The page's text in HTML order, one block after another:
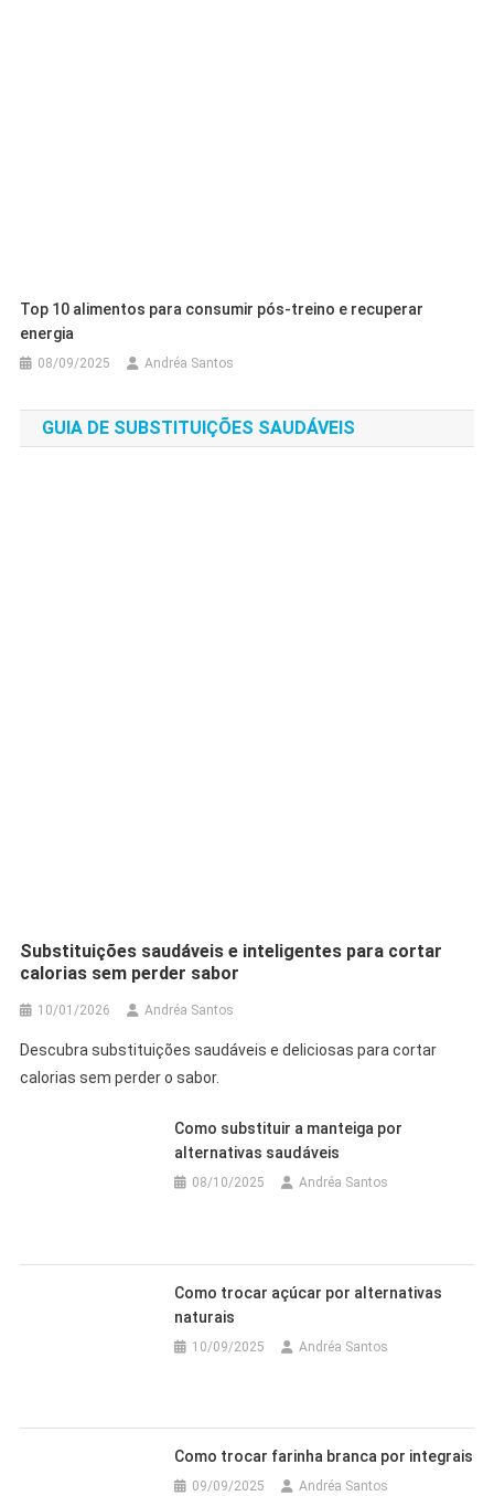
Top 10 alimentos para consumir pós-treino e recuperar
energia
08/09/2025 Andréa Santos
GUIA DE SUBSTITUIÇÕES SAUDÁVEIS
Substituições saudáveis e inteligentes para cortar
calorias sem perder sabor
10/01/2026 Andréa Santos
Descubra substituições saudáveis e deliciosas para cortar
calorias sem perder o sabor.
Como substituir a manteiga por
alternativas saudáveis
08/10/2025 Andréa Santos
Como trocar açúcar por alternativas
naturais
10/09/2025 Andréa Santos
Como trocar farinha branca por integrais
09/09/2025 Andréa Santos